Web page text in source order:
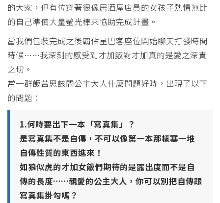
的大家，但有位穿著很像居酒屋店員的女孩子熱情無比
的自己準備大量螢光棒來協助完成計畫。
當我們包裝完成之後霸佔星巴客座位開始聊天打發時間
時候……我深刻的感受到才加飯對才加真的是愛之深責
之切。
當一群飯苦思該問公主大人什麼問題好時，出現了以下
的問題：
1.何時要出下一本「寫真集」？
是寫真集不是自傳，不可以像第一本那樣塞一堆
自傳性質的東西進來！
如狼似虎的才加女飯們期待的是露出度而不是自
傳的長度……親愛的公主大人，你可以別把自傳跟
寫真集掛勾嗎？